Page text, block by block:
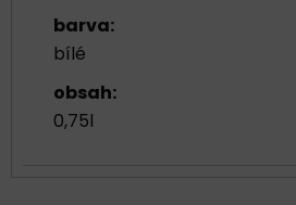
barva:
bílé
obsah:
0,75l